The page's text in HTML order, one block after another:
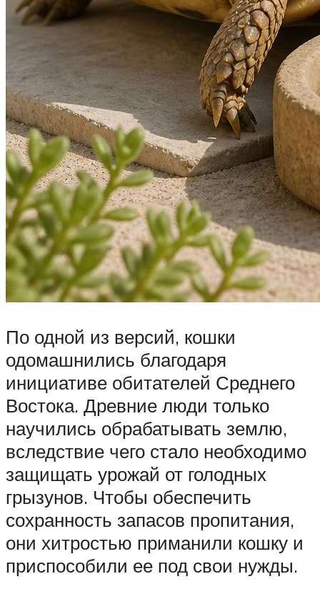
По одной из версий, кошки
одомашнились благодаря
инициативе обитателей Среднего
Востока. Древние люди только
научились обрабатывать землю,
вследствие чего стало необходимо
защищать урожай от голодных
грызунов. Чтобы обеспечить
сохранность запасов пропитания,
они хитростью приманили кошку и
приспособили ее под свои нужды.